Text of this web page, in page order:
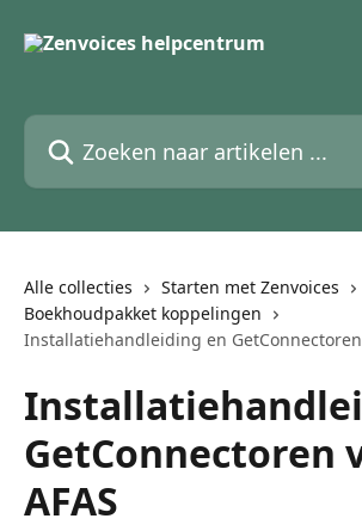
Zoeken naar artikelen ...
Alle collecties
Starten met Zenvoices
Boekhoudpakket koppelingen
Installatiehandleiding en GetConnectoren
GetConnectoren
AFAS